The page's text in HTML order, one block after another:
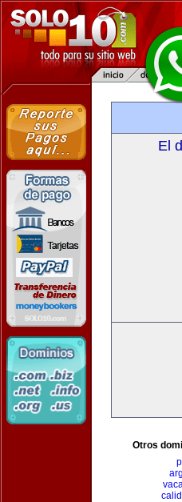
El
Otros